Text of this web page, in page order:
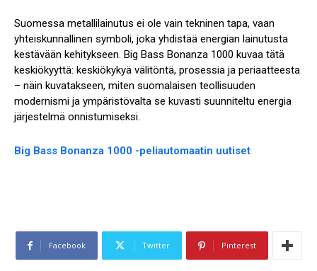
Suomessa metallilainutus ei ole vain tekninen tapa, vaan
yhteiskunnallinen symboli, joka yhdistää energian lainutusta
kestävään kehitykseen. Big Bass Bonanza 1000 kuvaa tätä
keskiökyyttä: keskiökykyä välitöntä, prosessia ja periaatteesta
– näin kuvatakseen, miten suomalaisen teollisuuden
modernismi ja ympäristövalta se kuvasti suunniteltu energia
järjestelmä onnistumiseksi.
Big Bass Bonanza 1000 -peliautomaatin uutiset
Facebook Twitter Pinterest